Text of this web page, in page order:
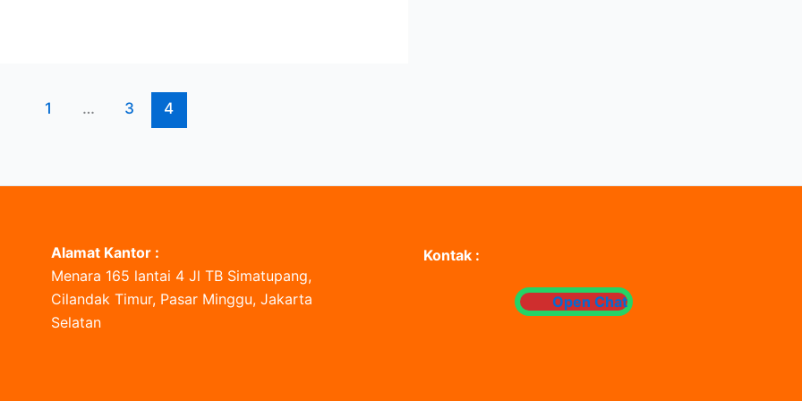
1 … 3 4
Alamat Kantor :
Menara 165 lantai 4 Jl TB Simatupang,
Cilandak Timur, Pasar Minggu, Jakarta
Selatan
Kontak :
Open Chat